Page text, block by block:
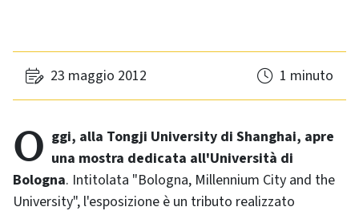
23 maggio 2012 1 minuto
Oggi, alla Tongji University di Shanghai, apre una mostra dedicata all'Università di
Bologna. Intitolata "Bologna, Millennium City and the
University", l'esposizione è un tributo realizzato